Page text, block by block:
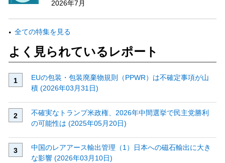
2026年7月
全ての特集を見る
よく見られているレポート
EUの包装・包装廃棄物規則（PPWR）は不確定事項が山
積 (2026年03月31日)
不確実なトランプ米政権、2026年中間選挙で民主党勝利
の可能性は (2025年05月20日)
中国のレアアース輸出管理（1）日本への磁石輸出に大き
な影響 (2026年03月10日)